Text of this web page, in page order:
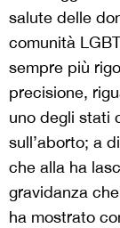
salute delle
comunità
sempre più
precisione,
uno degli stati
sull’aborto; a
che alla ha
gravidanza
ha mostrato